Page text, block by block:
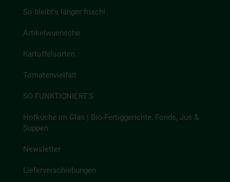
So bleibt's länger frisch!
Artikelwuensche
Kartoffelsorten
Tomatenvielfalt
SO FUNKTIONIERT'S
Hofküche im Glas | Bio-Fertiggerichte, Fonds, Jus &
Suppen
Newsletter
Lieferverschiebungen